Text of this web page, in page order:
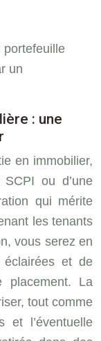
portefeuille
un
: une
en immobilier,
SCPI ou d’une
qui mérite
les tenants
vous serez en
éclairées et de
placement. La
tout comme
et l’éventuelle